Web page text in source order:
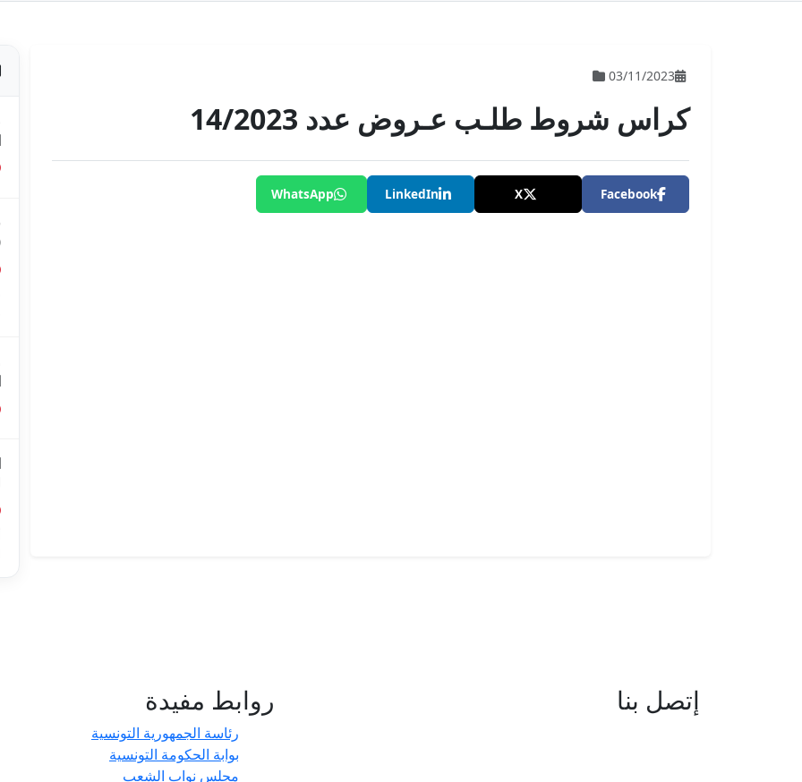
03/11/2023
كراس شروط طلـب عـروض عدد 14/2023
Facebook
X
LinkedIn
WhatsApp
إتصل بنا روابط مفيدة
رئاسة الجمهورية التونسية
بوابة الحكومة التونسية
مجلس نواب الشعب